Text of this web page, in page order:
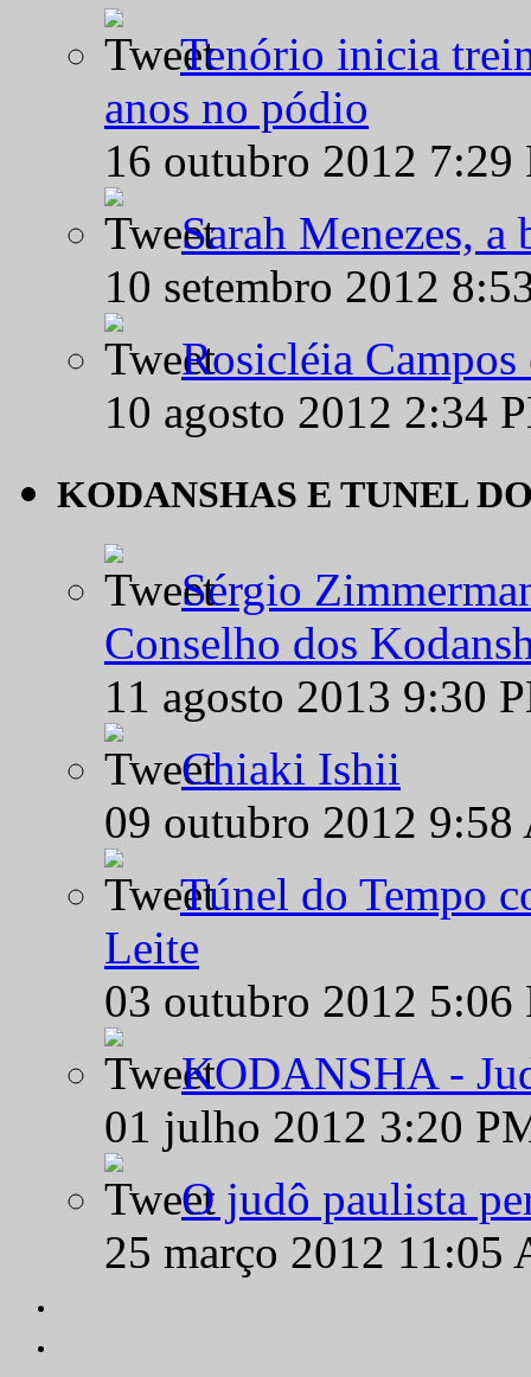
Tenório inicia
anos no pódio
16 outubro 2012
Sarah Menezes,
10 setembro 2012
Rosicléia
10 agosto 2012 2:34
KODANSHAS E TUNEL
Sérgio
Conselho dos
11 agosto 2013 9:30
Chiaki Ishii
09 outubro 2012
Túnel do Tempo
Leite
03 outubro 2012
KODANSHA -
01 julho 2012 3:20
O judô paulista
25 março 2012